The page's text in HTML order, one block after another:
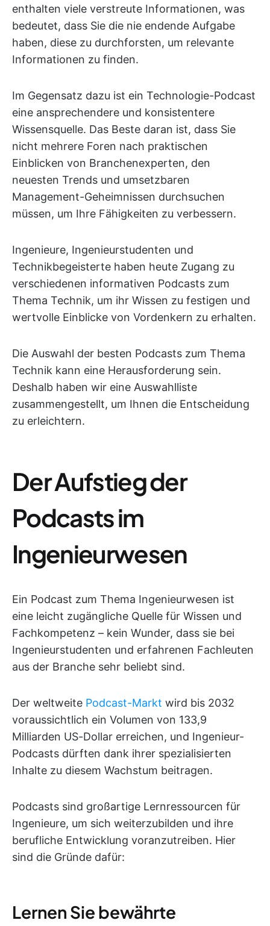
enthalten viele verstreute Informationen, was
bedeutet, dass Sie die nie endende Aufgabe
haben, diese zu durchforsten, um relevante
Informationen zu finden.
Im Gegensatz dazu ist ein Technologie-Podcast
eine ansprechendere und konsistentere
Wissensquelle. Das Beste daran ist, dass Sie
nicht mehrere Foren nach praktischen
Einblicken von Branchenexperten, den
neuesten Trends und umsetzbaren
Management-Geheimnissen durchsuchen
müssen, um Ihre Fähigkeiten zu verbessern.
Ingenieure, Ingenieurstudenten und
Technikbegeisterte haben heute Zugang zu
verschiedenen informativen Podcasts zum
Thema Technik, um ihr Wissen zu festigen und
wertvolle Einblicke von Vordenkern zu erhalten.
Die Auswahl der besten Podcasts zum Thema
Technik kann eine Herausforderung sein.
Deshalb haben wir eine Auswahlliste
zusammengestellt, um Ihnen die Entscheidung
zu erleichtern.
Der Aufstieg der
Podcasts im
Ingenieurwesen
Ein Podcast zum Thema Ingenieurwesen ist
eine leicht zugängliche Quelle für Wissen und
Fachkompetenz – kein Wunder, dass sie bei
Ingenieurstudenten und erfahrenen Fachleuten
aus der Branche sehr beliebt sind.
Der weltweite Podcast-Markt wird bis 2032
voraussichtlich ein Volumen von 133,9
Milliarden US-Dollar erreichen, und Ingenieur-
Podcasts dürften dank ihrer spezialisierten
Inhalte zu diesem Wachstum beitragen.
Podcasts sind großartige Lernressourcen für
Ingenieure, um sich weiterzubilden und ihre
berufliche Entwicklung voranzutreiben. Hier
sind die Gründe dafür:
Lernen Sie bewährte